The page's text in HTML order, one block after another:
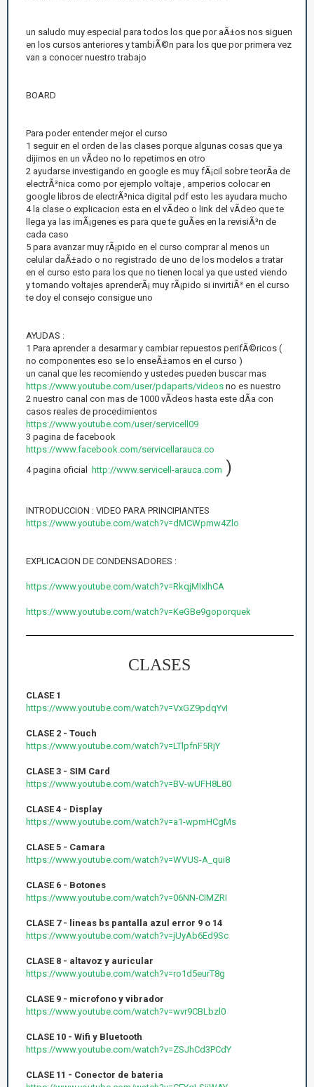
un saludo muy especial para todos los que por aÃ±os nos siguen
en los cursos anteriores y tambiÃ©n para los que por primera vez
van a conocer nuestro trabajo
BOARD
Para poder entender mejor el curso
1 seguir en el orden de las clases porque algunas cosas que ya
dijimos en un vÃ­deo no lo repetimos en otro
2 ayudarse investigando en google es muy fÃ¡cil sobre teorÃ­a de
electrÃ³nica como por ejemplo voltaje , amperios colocar en
google libros de electrÃ³nica digital pdf esto les ayudara mucho
4 la clase o explicacion esta en el vÃ­deo o link del vÃ­deo que te
llega ya las imÃ¡genes es para que te guÃ­es en la revisiÃ³n de
cada caso
5 para avanzar muy rÃ¡pido en el curso comprar al menos un
celular daÃ±ado o no registrado de uno de los modelos a tratar
en el curso esto para los que no tienen local ya que usted viendo
y tomando voltajes aprenderÃ¡ muy rÃ¡pido si invirtiÃ³ en el curso
te doy el consejo consigue uno
AYUDAS :
1 Para aprender a desarmar y cambiar repuestos perifÃ©ricos (
no componentes eso se lo enseÃ±amos en el curso )
un canal que les recomiendo y ustedes pueden buscar mas
https://www.youtube.com/user/pdaparts/videos no es nuestro
2 nuestro canal con mas de 1000 vÃ­deos hasta este dÃ­a con
casos reales de procedimientos
https://www.youtube.com/user/servicell09
3 pagina de facebook
https://www.facebook.com/servicellarauca.co
4 pagina oficial http://www.servicell-arauca.com )
INTRODUCCION : VIDEO PARA PRINCIPIANTES
https://www.youtube.com/watch?v=dMCWpmw4Zlo
EXPLICACION DE CONDENSADORES :
https://www.youtube.com/watch?v=RkqjMIxlhCA
https://www.youtube.com/watch?v=KeGBe9goporquek
CLASES
CLASE 1
https://www.youtube.com/watch?v=VxGZ9pdqYvI
CLASE 2 - Touch
https://www.youtube.com/watch?v=LTlpfnF5RjY
CLASE 3 - SIM Card
https://www.youtube.com/watch?v=BV-wUFH8L80
CLASE 4 - Display
https://www.youtube.com/watch?v=a1-wpmHCgMs
CLASE 5 - Camara
https://www.youtube.com/watch?v=WVUS-A_qui8
CLASE 6 - Botones
https://www.youtube.com/watch?v=06NN-CIMZRI
CLASE 7 - lineas bs pantalla azul error 9 o 14
https://www.youtube.com/watch?v=jUyAb6Ed9Sc
CLASE 8 - altavoz y auricular
https://www.youtube.com/watch?v=ro1d5eurT8g
CLASE 9 - microfono y vibrador
https://www.youtube.com/watch?v=wvr9CBLbzl0
CLASE 10 - Wifi y Bluetooth
https://www.youtube.com/watch?v=ZSJhCd3PCdY
CLASE 11 - Conector de bateria